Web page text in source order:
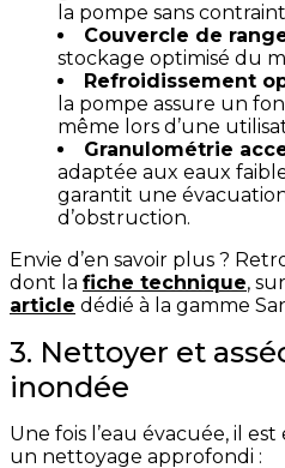
la pompe sans
Couvercle de
stockage optimisé du
Refroidissement
la pompe assure un
même lors d’une
Granulométrie
adaptée aux eaux
garantit une
d’obstruction.
Envie d’en savoir plus ?
dont la fiche technique, sur
article dédié à la gamme
3. Nettoyer et
inondée
Une fois l’eau évacuée, il
un nettoyage approfondi :